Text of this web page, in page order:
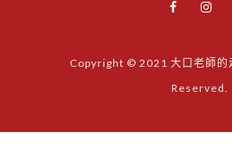
Copyright © 2021 大口老師的
Reserved.